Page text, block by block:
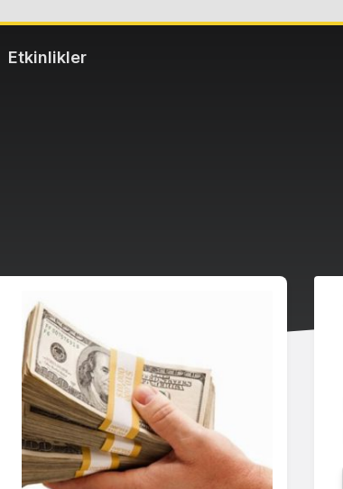
Etkinlikler